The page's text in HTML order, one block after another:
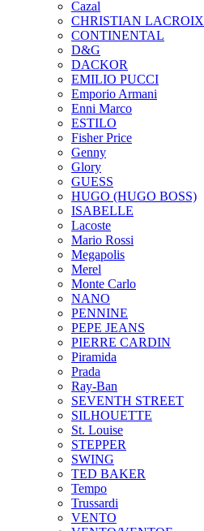
Cazal
CHRISTIAN LACROIX
CONTINENTAL
D&G
DACKOR
EMILIO PUCCI
Emporio Armani
Enni Marco
ESTILO
Fisher Price
Genny
Glory
GUESS
HUGO (HUGO BOSS)
ISABELLE
Lacoste
Mario Rossi
Megapolis
Merel
Monte Carlo
NANO
PENNINE
PEPE JEANS
PIERRE CARDIN
Piramida
Prada
Ray-Ban
SEVENTH STREET
SILHOUETTE
St. Louise
STEPPER
SWING
TED BAKER
Tempo
Trussardi
VENTO